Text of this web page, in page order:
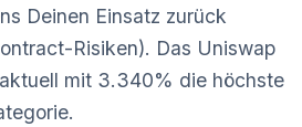
Deinen Einsatz zurück
Risiken). Das Uniswap
mit 3.340% die höchste